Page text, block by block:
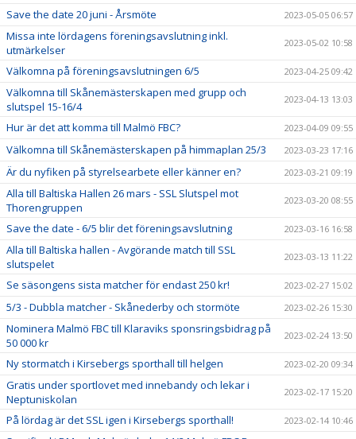
Save the date 20 juni - Årsmöte 2023-05-05 06:57
Missa inte lördagens föreningsavslutning inkl.
utmärkelser
2023-05-02 10:58
Välkomna på föreningsavslutningen 6/5 2023-04-25 09:42
Välkomna till Skånemästerskapen med grupp och
slutspel 15-16/4
2023-04-13 13:03
Hur är det att komma till Malmö FBC? 2023-04-09 09:55
Välkomna till Skånemästerskapen på himmaplan 25/3 2023-03-23 17:16
Är du nyfiken på styrelsearbete eller känner en? 2023-03-21 09:19
Alla till Baltiska Hallen 26 mars - SSL Slutspel mot
Thorengruppen
2023-03-20 08:55
Save the date - 6/5 blir det föreningsavslutning 2023-03-16 16:58
Alla till Baltiska hallen - Avgörande match till SSL
slutspelet
2023-03-13 11:22
Se säsongens sista matcher för endast 250 kr! 2023-02-27 15:02
5/3 - Dubbla matcher - Skånederby och stormöte 2023-02-26 15:30
Nominera Malmö FBC till Klaraviks sponsringsbidrag på
50 000 kr
2023-02-24 13:50
Ny stormatch i Kirsebergs sporthall till helgen 2023-02-20 09:34
Gratis under sportlovet med innebandy och lekar i
Neptuniskolan
2023-02-17 15:20
På lördag är det SSL igen i Kirsebergs sporthall! 2023-02-14 10:46